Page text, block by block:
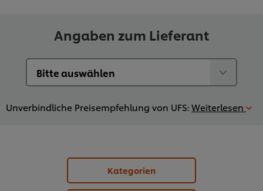
Angaben zum Lieferant
Unverbindliche Preisempfehlung von UFS:Weiterlesen
Kategorien